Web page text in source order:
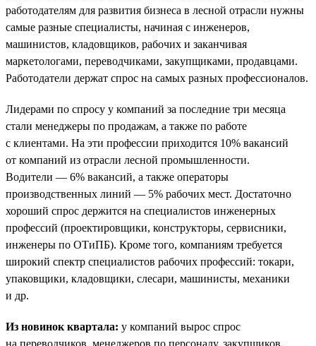
работодателям для развития бизнеса в лесной отрасли нужны
самые разные специалисты, начиная с инженеров,
машинистов, кладовщиков, рабочих и заканчивая
маркетологами, переводчиками, закупщиками, продавцами.
Работодатели держат спрос на самых разных профессионалов.
Лидерами по спросу у компаний за последние три месяца
стали менеджеры по продажам, а также по работе
с клиентами. На эти профессии приходится 10% вакансий
от компаний из отрасли лесной промышленности.
Водители — 6% вакансий, а также операторы
производственных линий — 5% рабочих мест. Достаточно
хороший спрос держится на специалистов инженерных
профессий (проектировщики, конструкторы, сервисники,
инженеры по ОТиПБ). Кроме того, компаниям требуется
широкий спектр специалистов рабочих профессий: токари,
упаковщики, кладовщики, слесари, машинисты, механики
и др.
Из новинок квартала: у компаний вырос спрос
на переводчиков, менеджеров по персоналу, закупщиков,